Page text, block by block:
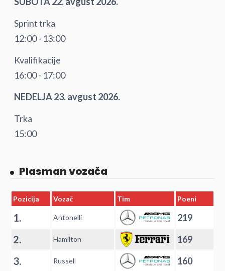
Sprint trka
12:00 - 13:00
Kvalifikacije
16:00 - 17:00
NEDELJA 23. avgust 2026.
Trka
15:00
Plasman vozača
Pozicija Vozač Tim Poeni
1. Antonelli 219
2. Hamilton 169
3. Russell 160